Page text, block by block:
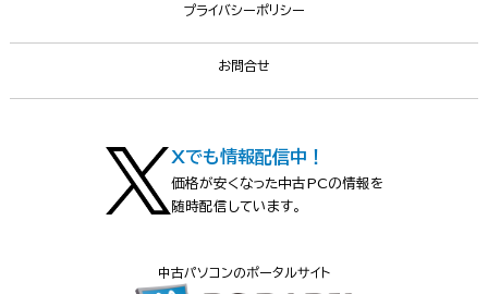
プライバシーポリシー
お問合せ
Xでも情報配信中！
価格が安くなった中古PCの情報を
随時配信しています。
中古パソコンのポータルサイト